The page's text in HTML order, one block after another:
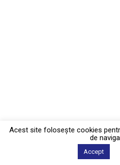
Acest site foloseşte cookies
de
Accept